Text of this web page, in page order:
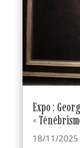
Expo :
«
18/11/2025